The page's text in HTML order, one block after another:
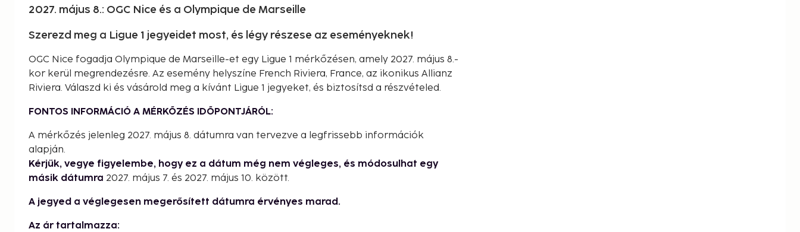
2027. május 8.: OGC Nice és a Olympique de Marseille
Szerezd meg a Ligue 1 jegyeidet most, és légy részese az eseményeknek!
OGC Nice fogadja Olympique de Marseille-et egy Ligue 1 mérkőzésen, amely 2027. május 8.-
kor kerül megrendezésre. Az esemény helyszíne French Riviera, France, az ikonikus Allianz
Riviera. Válaszd ki és vásárold meg a kívánt Ligue 1 jegyeket, és biztosítsd a részvételed.
FONTOS INFORMÁCIÓ A MÉRKŐZÉS IDŐPONTJÁRÓL:
A mérkőzés jelenleg 2027. május 8. dátumra van tervezve a legfrissebb információk
alapján.
Kérjük, vegye figyelembe, hogy ez a dátum még nem végleges, és módosulhat egy
másik dátumra 2027. május 7. és 2027. május 10. között.
A jegyed a véglegesen megerősített dátumra érvényes marad.
Az ár tartalmazza: